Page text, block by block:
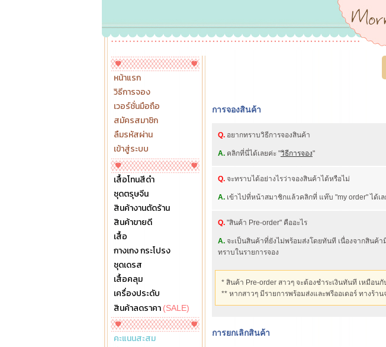
หน้าแรก
วิธีการจอง
เวอร์ชั่นมือถือ
สมัครสมาชิก
ลืมรหัสผ่าน
เข้าสู่ระบบ
เสื้อโทนสีดำ
ชุดตรุษจีน
สินค้างานตัดร้าน
สินค้าขายดี
เสื้อ
กางเกง กระโปรง
ชุดเดรส
เสื้อคลุม
เครื่องประดับ
สินค้าลดราคา (SALE)
คะแนนสะสม
การจองสินค้า
Q.อยากทราบวิธีการจองสินค้า
A.คลิกที่นี่ได้เลยค่ะ "วิธีการจอง"
Q.จะทราบได้อย่างไรว่าจองสินค้าได้หรือไม่
A.เข้าไปที่หน้าสมาชิกแล้วคลิกที่ แท๊บ "my order" ได้เล
Q."สินค้า Pre-order" คืออะไร
A.จะเป็นสินค้าที่ยังไม่พร้อมส่งโดยทันที เนื่องจากสินค้
ทราบในรายการจอง
* สินค้า Pre-order สาวๆ จะต้องชำระเงินทันที เหมือน
** หากสาวๆ มีรายการพร้อมส่งและพรีออเดอร์ ทางร้
การยกเลิกสินค้า